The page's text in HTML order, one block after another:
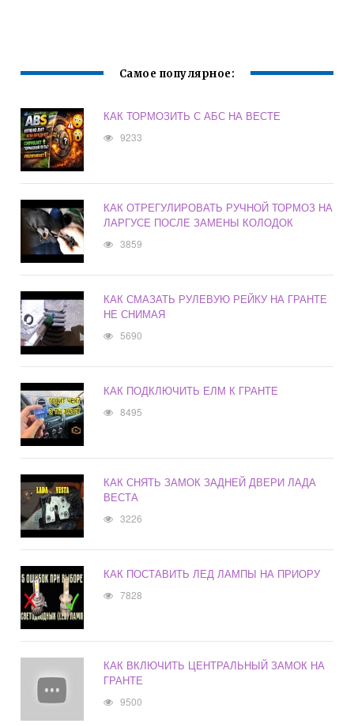
Самое популярное:
КАК ТОРМОЗИТЬ С АБС НА ВЕСТЕ
9233
КАК ОТРЕГУЛИРОВАТЬ РУЧНОЙ ТОРМОЗ НА
ЛАРГУСЕ ПОСЛЕ ЗАМЕНЫ КОЛОДОК
3859
КАК СМАЗАТЬ РУЛЕВУЮ РЕЙКУ НА ГРАНТЕ
НЕ СНИМАЯ
5690
КАК ПОДКЛЮЧИТЬ ЕЛМ К ГРАНТЕ
8495
КАК СНЯТЬ ЗАМОК ЗАДНЕЙ ДВЕРИ ЛАДА
ВЕСТА
3226
КАК ПОСТАВИТЬ ЛЕД ЛАМПЫ НА ПРИОРУ
7828
КАК ВКЛЮЧИТЬ ЦЕНТРАЛЬНЫЙ ЗАМОК НА
ГРАНТЕ
9500